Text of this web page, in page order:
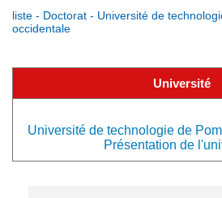
liste - Doctorat - Université de
occidentale
Université
Université de technologie de
Présentation de